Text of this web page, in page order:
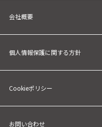
会社概要
個人情報保護に関する方針
Cookieポリシー
お問い合わせ